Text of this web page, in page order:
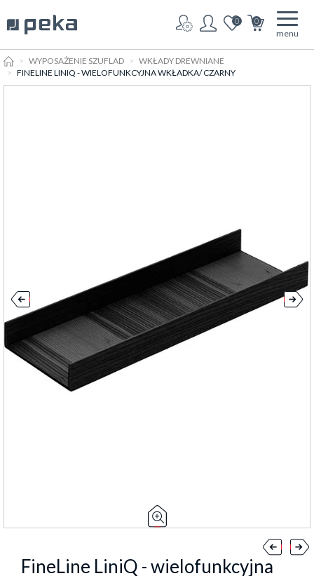
0 0
menu
HOMEWYPOSAŻENIE SZUFLAD
WKŁADY DREWNIANE
FINELINE LINIQ - WIELOFUNKCYJNA WKŁADKA/ CZARNY
FineLine LiniQ - wielofunkcyjna